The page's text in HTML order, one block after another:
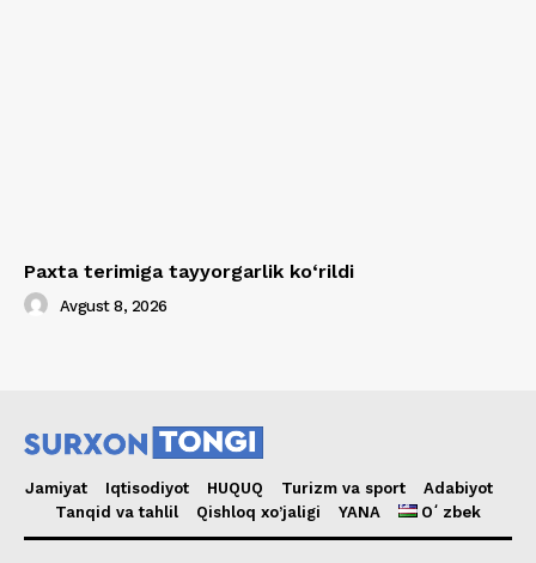
Paxta terimiga tayyorgarlik ko‘rildi
Avgust 8, 2026
Jamiyat Iqtisodiyot HUQUQ Turizm va sport
Adabiyot
Tanqid va tahlil
Qishloq xo’jaligi YANA Oʻzbek